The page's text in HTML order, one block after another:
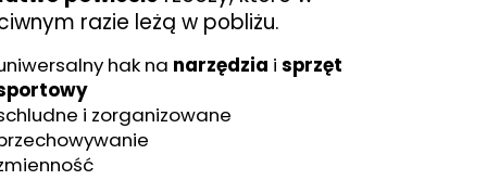
razie leżą w pobliżu.
hak na narzędzia i sprzęt
i zorganizowane